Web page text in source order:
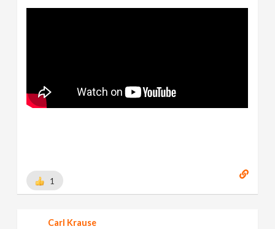
1
Carl Krause